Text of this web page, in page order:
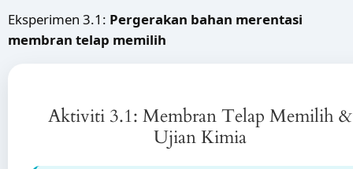
Eksperimen 3.1: Pergerakan bahan merentasi
membran telap memilih
Aktiviti 3.1: Membran Telap Memilih &
Ujian Kimia